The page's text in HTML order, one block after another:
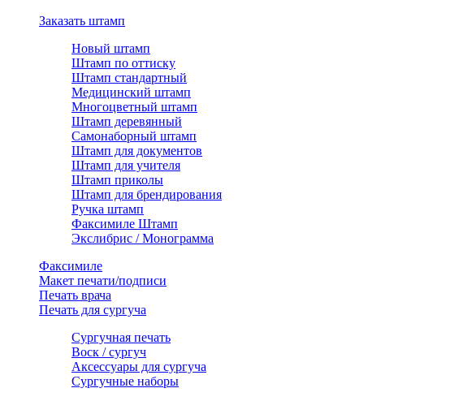
Заказать штамп
Новый штамп
Штамп по оттиску
Штамп стандартный
Медицинский штамп
Многоцветный штамп
Штамп деревянный
Самонаборный штамп
Штамп для документов
Штамп для учителя
Штамп приколы
Штамп для брендирования
Ручка штамп
Факсимиле Штамп
Экслибрис / Монограмма
Факсимиле
Макет печати/подписи
Печать врача
Печать для сургуча
Сургучная печать
Воск / сургуч
Аксессуары для сургуча
Сургучные наборы